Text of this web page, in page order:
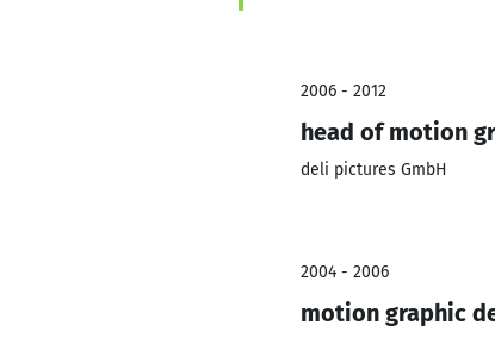
2006 - 2012
head of motion
deli pictures GmbH
2004 - 2006
motion graphic